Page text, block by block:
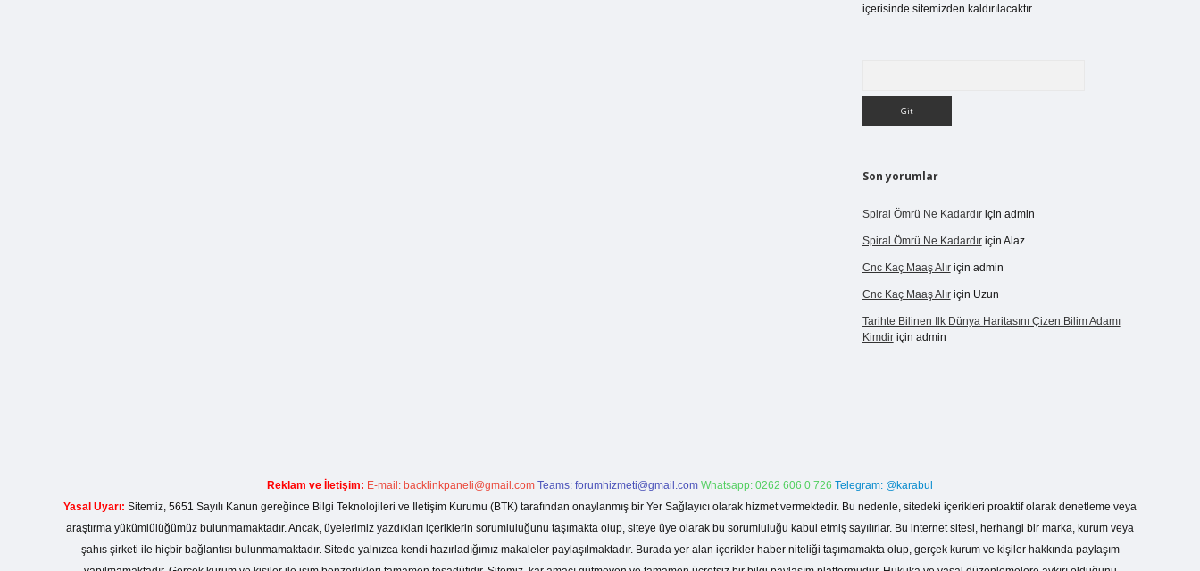
içerisinde sitemizden kaldırılacaktır.
Son yorumlar
Spiral Ömrü Ne Kadardıriçin admin
Spiral Ömrü Ne Kadardıriçin Alaz
Cnc Kaç Maaş Alıriçin admin
Cnc Kaç Maaş Alıriçin Uzun
Tarihte Bilinen Ilk Dünya Haritasını Çizen Bilim Adamı
Kimdiriçin admin
Reklam ve İletişim: E-mail: backlinkpaneli@gmail.com Teams: forumhizmeti@gmail.com Whatsapp: 0262 606 0 726 Telegram: @karabul
Yasal Uyarı: Sitemiz, 5651 Sayılı Kanun gereğince Bilgi Teknolojileri ve İletişim Kurumu (BTK) tarafından onaylanmış bir Yer Sağlayıcı olarak hizmet vermektedir. Bu nedenle, sitedeki içerikleri proaktif olarak denetleme veya
araştırma yükümlülüğümüz bulunmamaktadır. Ancak, üyelerimiz yazdıkları içeriklerin sorumluluğunu taşımakta olup, siteye üye olarak bu sorumluluğu kabul etmiş sayılırlar. Bu internet sitesi, herhangi bir marka, kurum veya
şahıs şirketi ile hiçbir bağlantısı bulunmamaktadır. Sitede yalnızca kendi hazırladığımız makaleler paylaşılmaktadır. Burada yer alan içerikler haber niteliği taşımamakta olup, gerçek kurum ve kişiler hakkında paylaşım